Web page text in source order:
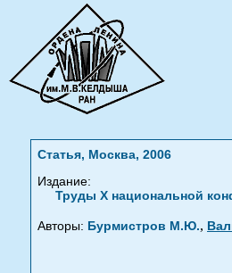
Статья, Москва, 2006
Издание:
Труды X национальной
Авторы: Бурмистров М.Ю.,